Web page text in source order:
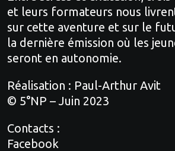
et leurs formateurs nous
sur cette aventure et sur le
la dernière émission où les
seront en autonomie.
Réalisation : Paul-Arthur Avit
© 5°NP – Juin 2023
Contacts :
Facebook